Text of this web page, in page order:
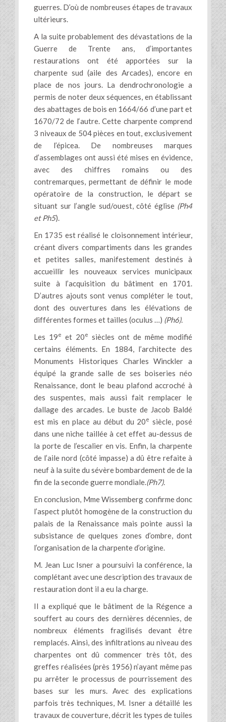
guerres. D’où de nombreuses étapes de travaux
ultérieurs.
A la suite probablement des dévastations de la
Guerre de Trente ans, d’importantes
restaurations ont été apportées sur la
charpente sud (aile des Arcades), encore en
place de nos jours. La dendrochronologie a
permis de noter deux séquences, en établissant
des abattages de bois en 1664/66 d’une part et
1670/72 de l‘autre. Cette charpente comprend
3 niveaux de 504 pièces en tout, exclusivement
de l’épicea. De nombreuses marques
d’assemblages ont aussi été mises en évidence,
avec des chiffres romains ou des
contremarques, permettant de définir le mode
opératoire de la construction, le départ se
situant sur l’angle sud/ouest, côté église (Ph4
et Ph5).
En 1735 est réalisé le cloisonnement intérieur,
créant divers compartiments dans les grandes
et petites salles, manifestement destinés à
accueillir les nouveaux services municipaux
suite à l’acquisition du bâtiment en 1701.
D’autres ajouts sont venus compléter le tout,
dont des ouvertures dans les élévations de
différentes formes et tailles (oculus …) (Ph6).
Les 19e et 20e
siècles ont de même modifié
certains éléments. En 1884, l’architecte des
Monuments Historiques Charles Winckler a
équipé la grande salle de ses boiseries néo
Renaissance, dont le beau plafond accroché à
des suspentes, mais aussi fait remplacer le
dallage des arcades. Le buste de Jacob Baldé
est mis en place au début du 20e siècle, posé
dans une niche taillée à cet effet au-dessus de
la porte de l’escalier en vis. Enfin, la charpente
de l’aile nord (côté impasse) a dû être refaite à
neuf à la suite du sévère bombardement de de la
fin de la seconde guerre mondiale.(Ph7).
En conclusion, Mme Wissemberg confirme donc
l’aspect plutôt homogène de la construction du
palais de la Renaissance mais pointe aussi la
subsistance de quelques zones d’ombre, dont
l’organisation de la charpente d’origine.
M. Jean Luc Isner a poursuivi la conférence, la
complétant avec une description des travaux de
restauration dont il a eu la charge.
Il a expliqué que le bâtiment de la Régence a
souffert au cours des dernières décennies, de
nombreux éléments fragilisés devant être
remplacés. Ainsi, des infiltrations au niveau des
charpentes ont dû commencer très tôt, des
greffes réalisées (près 1956) n’ayant même pas
pu arrêter le processus de pourrissement des
bases sur les murs. Avec des explications
parfois très techniques, M. Isner a détaillé les
travaux de couverture, décrit les types de tuiles